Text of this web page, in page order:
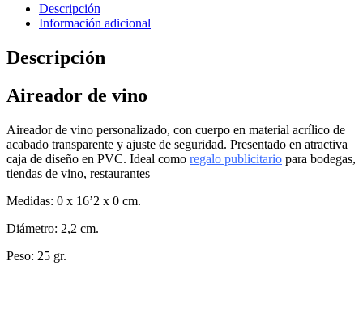
Descripción
Información adicional
Descripción
Aireador de vino
Aireador de vino personalizado, con cuerpo en material acrílico de
acabado transparente y ajuste de seguridad. Presentado en atractiva
caja de diseño en PVC. Ideal como regalo publicitario para bodegas,
tiendas de vino, restaurantes
Medidas: 0 x 16’2 x 0 cm.
Diámetro: 2,2 cm.
Peso: 25 gr.